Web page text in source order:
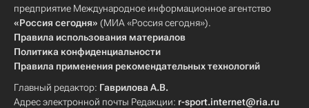
предприятие Международное информационное агентство
«Россия сегодня» (МИА «Россия сегодня»).
Правила использования материалов
Политика конфиденциальности
Правила применения рекомендательных технологий
Главный редактор: Гаврилова А.В.
Адрес электронной почты Редакции: r-sport.internet@ria.ru